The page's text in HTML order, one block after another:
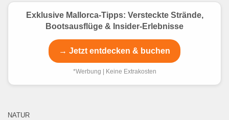
Exklusive Mallorca-Tipps: Versteckte Strände,
Bootsausflüge & Insider-Erlebnisse
→ Jetzt entdecken & buchen
*Werbung | Keine Extrakosten
NATUR